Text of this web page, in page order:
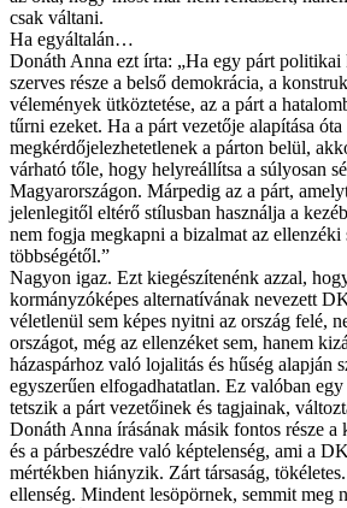
csak váltani.
Ha egyáltalán…
Donáth Anna ezt írta: „Ha egy párt politikai
szerves része a belső demokrácia, a
vélemények ütköztetése, az a párt a
tűrni ezeket. Ha a párt vezetője alapítása
megkérdőjelezhetetlenek a párton belül,
várható tőle, hogy helyreállítsa a súlyosan
Magyarországon. Márpedig az a párt,
jelenlegitől eltérő stílusban használja a
nem fogja megkapni a bizalmat az ellenzéki
többségétől.”
Nagyon igaz. Ezt kiegészítenénk azzal,
kormányzóképes alternatívának nevezett
véletlenül sem képes nyitni az ország felé,
országot, még az ellenzéket sem, hanem
házaspárhoz való lojalitás és hűség alapján
egyszerűen elfogadhatatlan. Ez valóban egy
tetszik a párt vezetőinek és tagjainak,
Donáth Anna írásának másik fontos része a
és a párbeszédre való képtelenség, ami a
mértékben hiányzik. Zárt társaság,
ellenség. Mindent lesöpörnek, semmit meg